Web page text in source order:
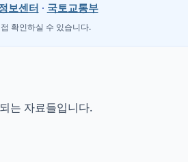
보센터 · 국토교통부
확인하실 수 있습니다.
는 자료들입니다.